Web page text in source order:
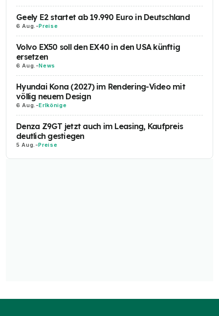
Geely E2 startet ab 19.990 Euro in Deutschland
6 Aug. -Preise
Volvo EX50 soll den EX40 in den USA künftig
ersetzen
6 Aug. -News
Hyundai Kona (2027) im Rendering-Video mit
völlig neuem Design
6 Aug. -Erlkönige
Denza Z9GT jetzt auch im Leasing, Kaufpreis
deutlich gestiegen
5 Aug. -Preise